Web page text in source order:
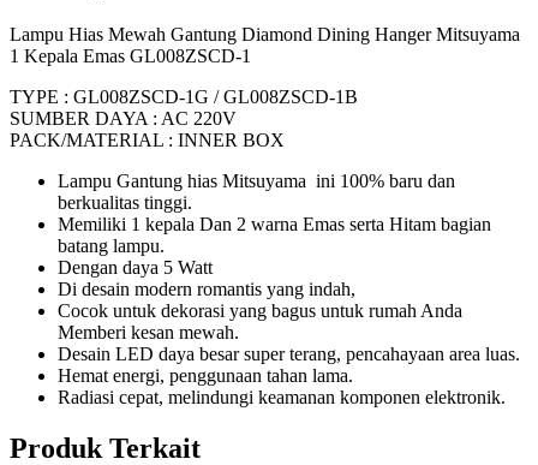
Lampu Hias Mewah Gantung Diamond Dining Hanger Mitsuyama
1 Kepala Emas GL008ZSCD-1
TYPE : GL008ZSCD-1G / GL008ZSCD-1B
SUMBER DAYA : AC 220V
PACK/MATERIAL : INNER BOX
Lampu Gantung hias Mitsuyama ini 100% baru dan
berkualitas tinggi.
Memiliki 1 kepala Dan 2 warna Emas serta Hitam bagian
batang lampu.
Dengan daya 5 Watt
Di desain modern romantis yang indah,
Cocok untuk dekorasi yang bagus untuk rumah Anda
Memberi kesan mewah.
Desain LED daya besar super terang, pencahayaan area luas.
Hemat energi, penggunaan tahan lama.
Radiasi cepat, melindungi keamanan komponen elektronik.
Produk Terkait